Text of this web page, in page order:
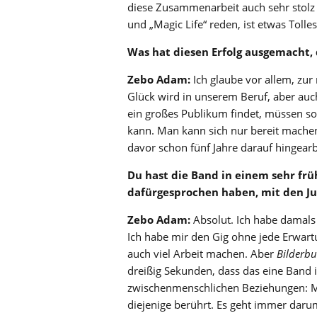
diese Zusammenarbeit auch sehr
und „Magic Life“ reden, ist etwas
Was hat diesen Erfolg
Zebo Adam: Ich glaube vor allem,
Glück wird in unserem Beruf, aber
ein großes Publikum findet, müssen
kann. Man kann sich nur bereit
davor schon fünf Jahre darauf
Du hast die Band in einem sehr
dafürgesprochen haben, mit den
Zebo Adam: Absolut. Ich habe
Ich habe mir den Gig ohne jede
auch viel Arbeit machen. Aber
dreißig Sekunden, dass das eine
zwischenmenschlichen
diejenige berührt. Es geht immer